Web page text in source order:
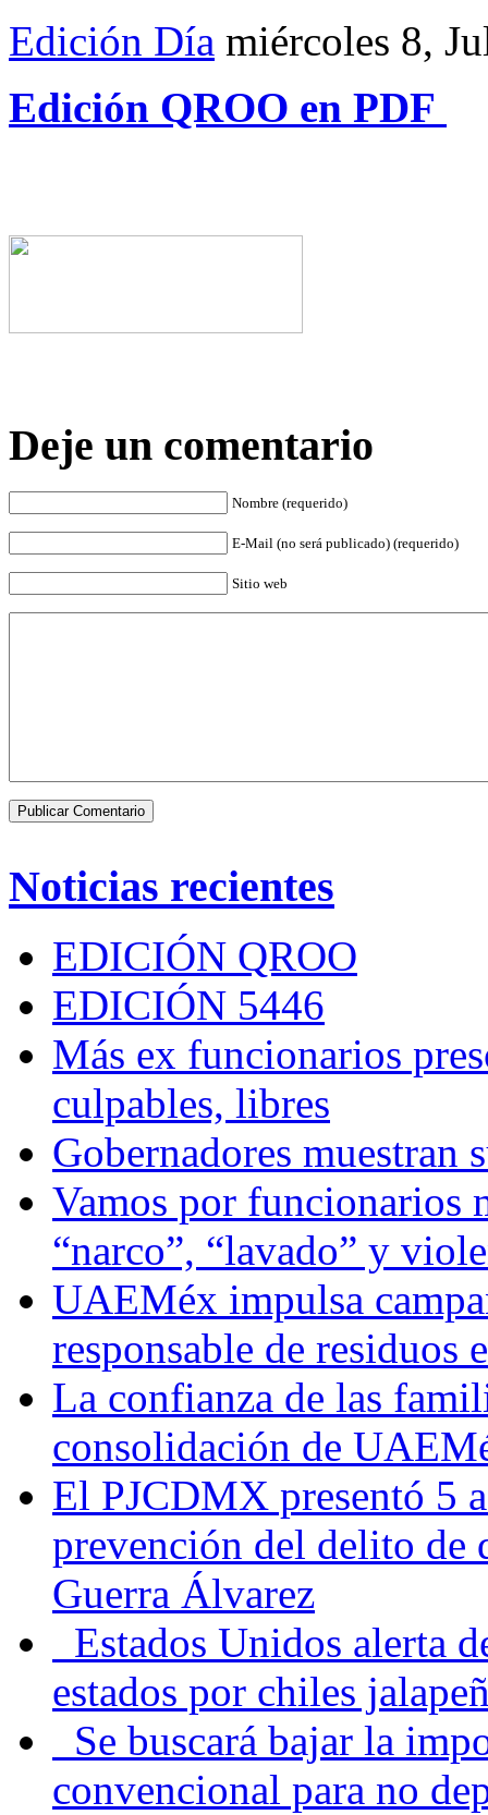
Edición Día miércoles 8,
Edición QROO en PDF
Deje un comentario
Nombre (requerido)
E-Mail (no será publicado) (requerido)
Sitio web
Noticias recientes
EDICIÓN QROO
EDICIÓN 5446
Más ex funcionarios
culpables, libres
Gobernadores muestran
Vamos por funcionarios
“narco”, “lavado” y
UAEMéx impulsa
responsable de residuos
La confianza de las
consolidación de
El PJCDMX presentó 5
prevención del delito de
Guerra Álvarez
Estados Unidos alerta
estados por chiles
Se buscará bajar la
convencional para no